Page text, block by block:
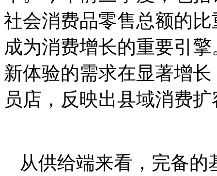
社会消费品零售总额的
成为消费增长的重要引
新体验的需求在显著增
员店，反映出县域消费
从供给端来看，完备